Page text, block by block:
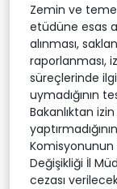
Zemin ve
etüdüne esas
alınması,
raporlanması,
süreçlerinde
uymadığının
Bakanlıktan
Komisyonunun
Değişikliği İl
cezası